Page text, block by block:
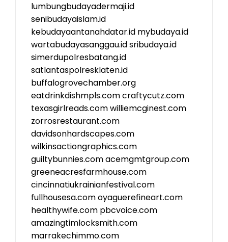
lumbungbudayadermaji.id
senibudayaislam.id
kebudayaantanahdatar.id mybudaya.id
wartabudayasanggau.idsribudaya.id
simerdupolresbatang.id
satlantaspolresklaten.id
buffalogrovechamber.org
eatdrinkdishmpls.comcraftycutz.com
texasgirlreads.comwilliemcginest.com
zorrosrestaurant.com
davidsonhardscapes.com
wilkinsactiongraphics.com
guiltybunnies.comacemgmtgroup.com
greeneacresfarmhouse.com
cincinnatiukrainianfestival.com
fullhousesa.comoyaguerefineart.com
healthywife.com pbcvoice.com
amazingtimlocksmith.com
marrakechimmo.com